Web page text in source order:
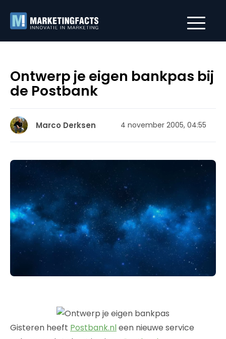
Ontwerp je eigen bankpas bij
de Postbank
Marco Derksen 4 november 2005, 04:55
Gisteren heeft Postbank.nleen nieuwe service